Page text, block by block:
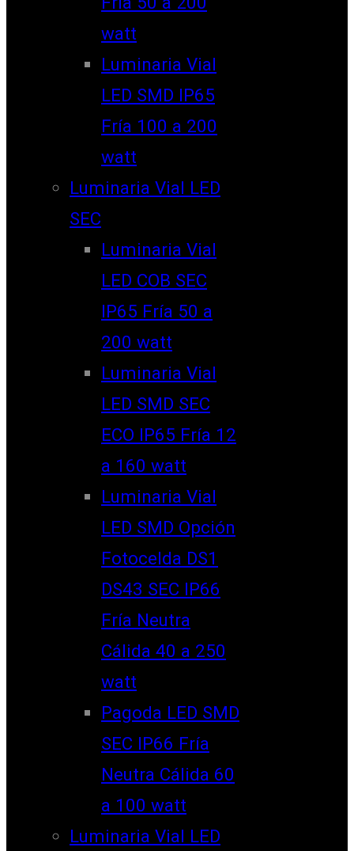
watt
Luminaria Vial
LED SMD IP65
Fría 100 a 200
watt
Luminaria Vial LED
SEC
Luminaria Vial
LED COB SEC
IP65 Fría 50 a
200 watt
Luminaria Vial
LED SMD SEC
ECO IP65 Fría 12
a 160 watt
Luminaria Vial
LED SMD Opción
Fotocelda DS1
DS43 SEC IP66
Fría Neutra
Cálida 40 a 250
watt
Pagoda LED SMD
SEC IP66 Fría
Neutra Cálida 60
a 100 watt
Luminaria Vial LED